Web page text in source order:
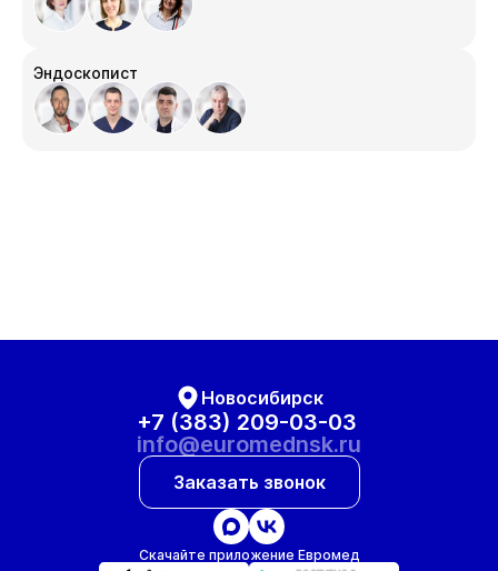
Эндоскопист
Новосибирск
+7 (383) 209-03-03
info@euromednsk.ru
Заказать звонок
Скачайте приложение Евромед